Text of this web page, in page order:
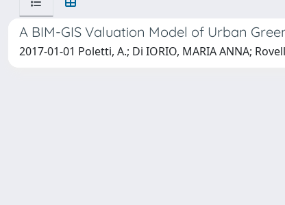
A BIM-GIS Valuation Model of Urban
2017-01-01 Poletti, A.; Di IORIO, MARIA ANNA;